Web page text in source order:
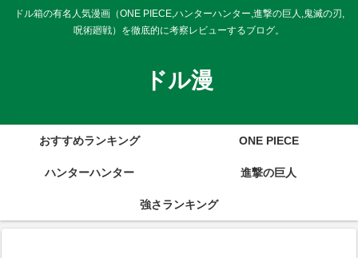
ドル箱の有名人気漫画（ONE PIECE,ハンターハンター,進撃の巨人,鬼滅の刃,
呪術廻戦）を徹底的に考察レビューするブログ。
ドル漫
おすすめランキング ONE PIECE
ハンターハンター 進撃の巨人
強さランキング